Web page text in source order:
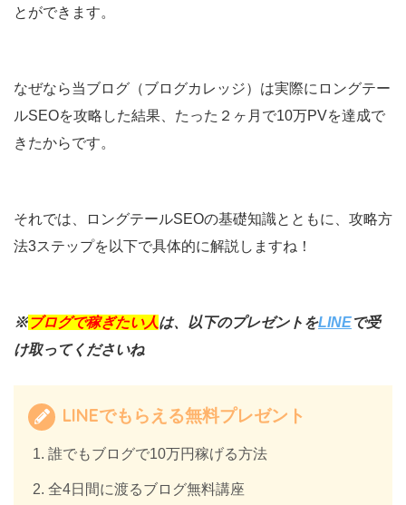
とができます。
なぜなら当ブログ（ブログカレッジ）は実際にロングテー
ルSEOを攻略した結果、たった２ヶ月で10万PVを達成で
きたからです。
それでは、ロングテールSEOの基礎知識とともに、攻略方
法3ステップを以下で具体的に解説しますね！
※ブログで稼ぎたい人は、以下のプレゼントをLINEで受
け取ってくださいね
LINEでもらえる無料プレゼント
誰でもブログで10万円稼げる方法
全4日間に渡るブログ無料講座